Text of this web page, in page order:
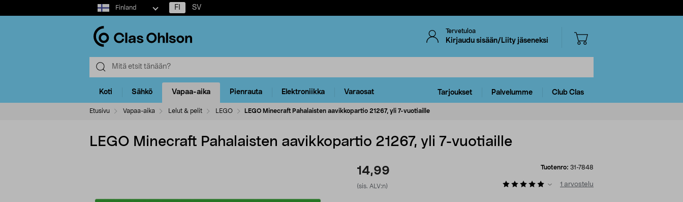
Select
market
Finland FI SV
Tervetuloa
Kirjaudu sisään/Liity jäseneksi
Koti Sähkö Vapaa-aika Pienrauta Elektroniikka Varaosat Tarjoukset Palvelumme Club Clas
Etusivu Vapaa-aika Lelut & pelit LEGO LEGO Minecraft Pahalaisten aavikkopartio 21267, yli 7-vuotiaille
LEGO Minecraft Pahalaisten aavikkopartio 21267, yli 7-vuotiaille
14,99
(sis. ALV:n)
Tuotenro: 31-7848
1 arvostelu